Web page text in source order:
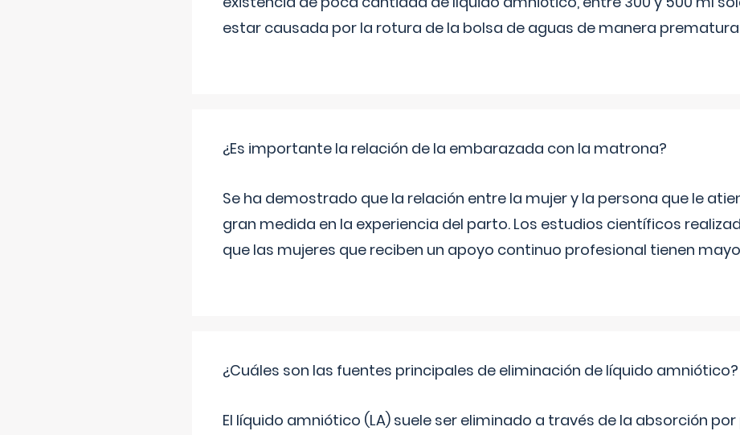
estar causada por la rotura de la bolsa de aguas de manera prematura
¿Es importante la relación de la embarazada con la matrona?
Se ha demostrado que la relación entre la mujer y la persona que le
gran medida en la experiencia del parto. Los estudios científicos
que las mujeres que reciben un apoyo continuo profesional tienen
¿Cuáles son las fuentes principales de eliminación de líquido amniótico?
El líquido amniótico (LA) suele ser eliminado a través de la absorción